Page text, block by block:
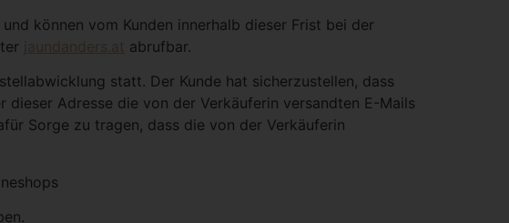
können vom Kunden innerhalb dieser Frist bei der
abrufbar.
statt. Der Kunde hat sicherzustellen, dass
Adresse die von der Verkäuferin versandten E-Mails
Sorge zu tragen, dass die von der Verkäuferin